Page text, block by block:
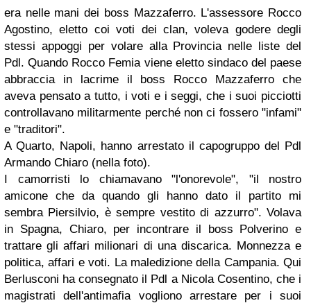
era nelle mani dei boss Mazzaferro. L'assessore Rocco
Agostino, eletto coi voti dei clan, voleva godere degli
stessi appoggi per volare alla Provincia nelle liste del
Pdl. Quando Rocco Femiaviene eletto sindaco del paese
abbraccia in lacrime il boss Rocco Mazzaferro che
aveva pensato a tutto, i voti e i seggi, che i suoi picciotti
controllavano militarmente perché non ci fossero "infami"
e "traditori".
AQuarto, Napoli, hanno arrestato il capogruppo del Pdl
Armando Chiaro (nella foto).
I camorristi lo chiamavano "l'onorevole", "il nostro
amicone che da quando gli hanno dato il partito mi
sembra Piersilvio, è sempre vestito di azzurro". Volava
in Spagna, Chiaro, per incontrare il boss Polverino e
trattare gli affari milionari di una discarica. Monnezza e
politica, affari e voti. La maledizione della Campania. Qui
Berlusconi ha consegnato il Pdl a Nicola Cosentino, che i
magistrati dell'antimafia vogliono arrestare per i suoi